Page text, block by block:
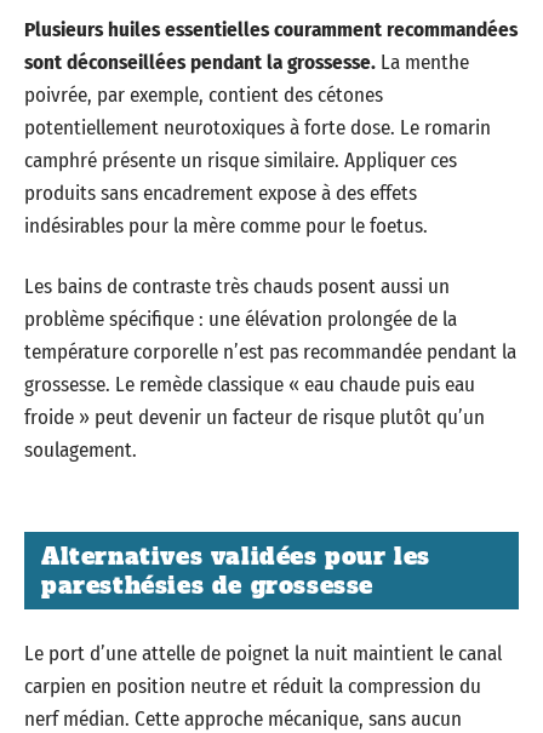
Plusieurs huiles essentielles couramment recommandées
sont déconseillées pendant la grossesse. La menthe
poivrée, par exemple, contient des cétones
potentiellement neurotoxiques à forte dose. Le romarin
camphré présente un risque similaire. Appliquer ces
produits sans encadrement expose à des effets
indésirables pour la mère comme pour le foetus.
Les bains de contraste très chauds posent aussi un
problème spécifique : une élévation prolongée de la
température corporelle n’est pas recommandée pendant la
grossesse. Le remède classique « eau chaude puis eau
froide » peut devenir un facteur de risque plutôt qu’un
soulagement.
Alternatives validées pour les
paresthésies de grossesse
Le port d’une attelle de poignet la nuit maintient le canal
carpien en position neutre et réduit la compression du
nerf médian. Cette approche mécanique, sans aucun